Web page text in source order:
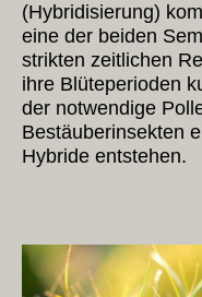
(Hybridisierung)
eine der beiden
strikten zeitlichen
ihre Blüteperioden
der notwendige
Bestäuberinsekten
Hybride entstehen.